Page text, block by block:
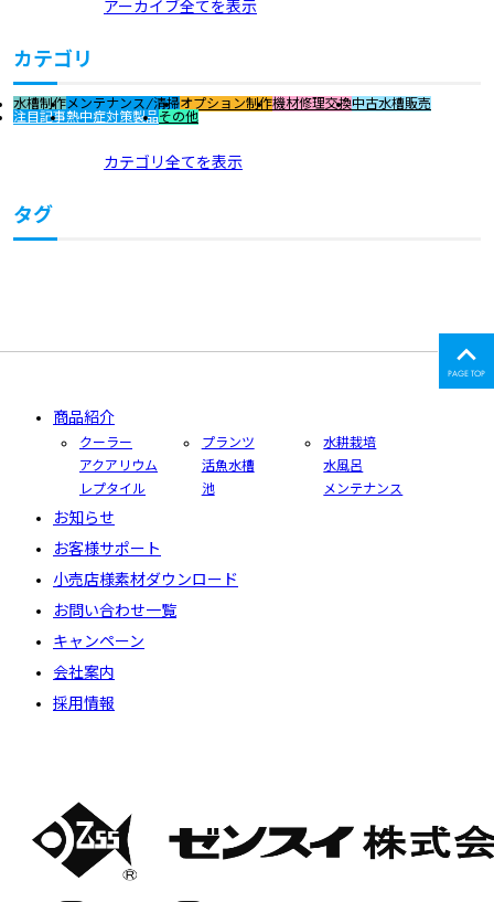
アーカイブ全てを表示
カテゴリ
水槽制作メンテナンス/清掃オプション制作機材修理交換中古水槽販売
注目記事熱中症対策製品その他
カテゴリ全てを表示
タグ
PAGE TOP
商品紹介
クーラー
アクアリウム
レプタイル
プランツ
活魚水槽
池
水耕栽培
水風呂
メンテナンス
お知らせ
お客様サポート
小売店様素材ダウンロード
お問い合わせ一覧
キャンペーン
会社案内
採用情報